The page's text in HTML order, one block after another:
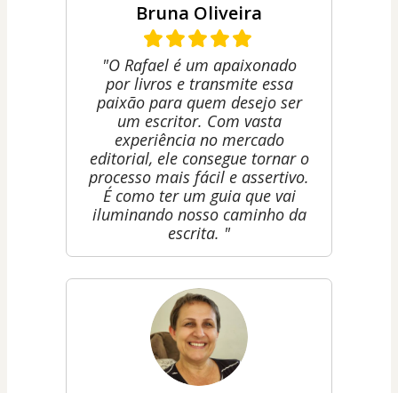
Bruna Oliveira
"O Rafael é um apaixonado
por livros e transmite essa
paixão para quem desejo ser
um escritor. Com vasta
experiência no mercado
editorial, ele consegue tornar o
processo mais fácil e assertivo.
É como ter um guia que vai
iluminando nosso caminho da
escrita. "